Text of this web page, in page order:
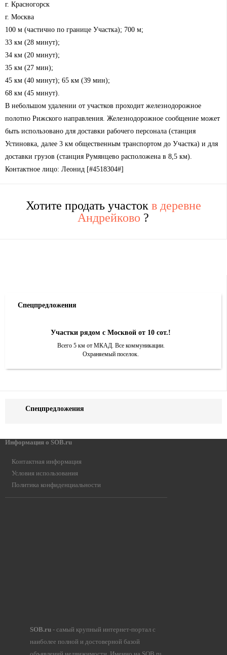
г. Красногорск
г. Москва
100 м (частично по границе Участка); 700 м;
33 км (28 минут);
34 км (20 минут);
35 км (27 мин);
45 км (40 минут); 65 км (39 мин);
68 км (45 минут).
В небольшом удалении от участков проходит железнодорожное
полотно Рижского направления. Железнодорожное сообщение может
быть использовано для доставки рабочего персонала (станция
Устиновка, далее 3 км общественным транспортом до Участка) и для
доставки грузов (станция Румянцево расположена в 8,5 км).
Контактное лицо: Леонид [#4518304#]
Хотите продать участок в деревне
Андрейково ?
Спецпредложения
Участки рядом с Москвой от 10 сот.!
Всего 5 км от МКАД. Все коммуникации.
Охраняемый поселок.
Спецпредложения
Информация о SOB.ru
Контактная информация
Условия использования
Политика конфиденциальности
SOB.ru- самый крупный интернет-портал с
наиболее полной и достоверной базой